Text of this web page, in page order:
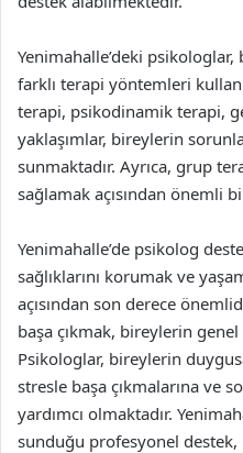
Yenimahalle’deki
farklı terapi yöntemleri
terapi, psikodinamik terapi,
yaklaşımlar, bireylerin
sunmaktadır. Ayrıca, grup
sağlamak açısından önemli
Yenimahalle’de psikolog
sağlıklarını korumak ve
açısından son derece
başa çıkmak, bireylerin
Psikologlar, bireylerin
stresle başa çıkmalarına ve
yardımcı olmaktadır.
sunduğu profesyonel